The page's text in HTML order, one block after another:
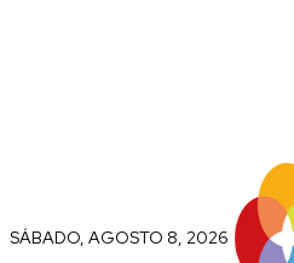
SÁBADO, AGOSTO 8, 2026